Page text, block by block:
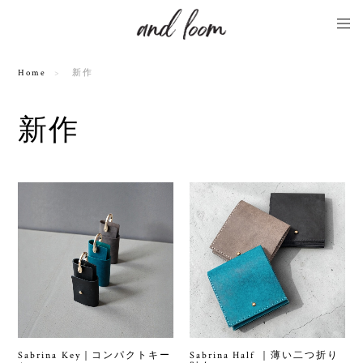
Home 新作
新作
Sabrina Key｜コンパクトキー
Sabrina Half ｜薄い二つ折り